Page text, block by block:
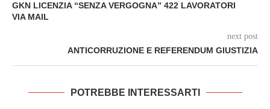
GKN LICENZIA “SENZA VERGOGNA” 422 LAVORATORI
VIA MAIL
next post
ANTICORRUZIONE E REFERENDUM GIUSTIZIA
POTREBBE INTERESSARTI